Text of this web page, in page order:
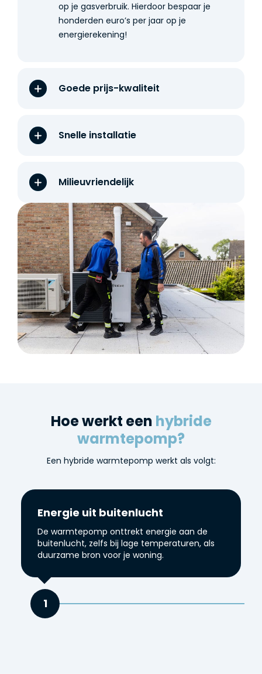
op je gasverbruik. Hierdoor bespaar je
honderden euro’s per jaar op je
energierekening!
Goede prijs-kwaliteit
Snelle installatie
Milieuvriendelijk
Hoe werkt een hybride
warmtepomp?
Een hybride warmtepomp werkt als volgt:
Energie uit buitenlucht
De warmtepomp onttrekt energie aan de
buitenlucht, zelfs bij lage temperaturen, als
duurzame bron voor je woning.
1